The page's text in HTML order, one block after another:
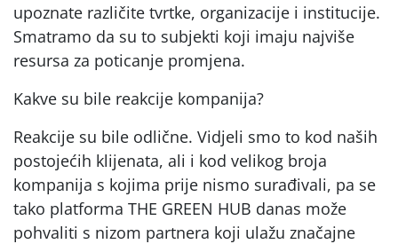
upoznate različite tvrtke, organizacije i institucije.
Smatramo da su to subjekti koji imaju najviše
resursa za poticanje promjena.
Kakve su bile reakcije kompanija?
Reakcije su bile odlične. Vidjeli smo to kod naših
postojećih klijenata, ali i kod velikog broja
kompanija s kojima prije nismo surađivali, pa se
tako platforma THE GREEN HUB danas može
pohvaliti s nizom partnera koji ulažu značajne